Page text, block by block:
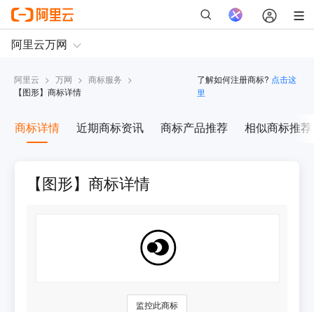
阿里云 > 万网 > 商标服务 >
【图形】商标详情
了解如何注册商标? 点击这
里
商标详情 近期商标资讯 商标产品推荐 相似商标推荐
【图形】商标详情
监控此商标